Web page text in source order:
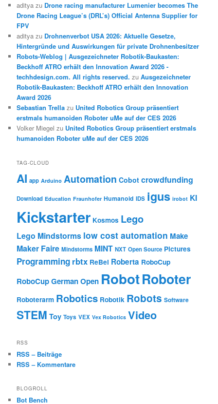
aditya zu Drone racing manufacturer Lumenier becomes The
Drone Racing League’s (DRL’s) Official Antenna Supplier for
FPV
aditya zu Drohnenverbot USA 2026: Aktuelle Gesetze,
Hintergründe und Auswirkungen für private Drohnenbesitzer
Robots-Weblog | Ausgezeichneter Robotik-Baukasten:
Beckhoff ATRO erhält den Innovation Award 2026 -
techhdesign.com. All rights reserved. zuAusgezeichneter
Robotik-Baukasten: Beckhoff ATRO erhält den Innovation
Award 2026
Sebastian Trella zu United Robotics Group präsentiert
erstmals humanoiden Roboter uMe auf der CES 2026
Volker Miegel zu United Robotics Group präsentiert erstmals
humanoiden Roboter uMe auf der CES 2026
TAG-CLOUD
AI app Arduino Automation Cobot crowdfunding
Download Education Fraunhofer Humanoid IDS igus irobot KI
Kickstarter Kosmos Lego
Lego Mindstorms low cost automation Make
Maker Faire Mindstorms MINT NXT Open Source Pictures
Programming rbtx ReBel Roberta RoboCup
RoboCup German Open RobotRoboter
Roboterarm Robotics Robotik Robots Software
STEM Toy Toys VEX Vex Robotics Video
RSS
RSS – Beiträge
RSS – Kommentare
BLOGROLL
Bot Bench